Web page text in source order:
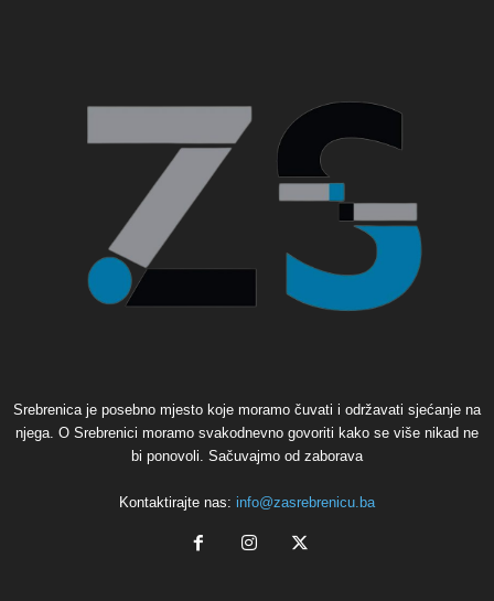
Srebrenica je posebno mjesto koje moramo čuvati i održavati sjećanje na
njega. O Srebrenici moramo svakodnevno govoriti kako se više nikad ne
bi ponovoli. Sačuvajmo od zaborava
Kontaktirajte nas: info@zasrebrenicu.ba